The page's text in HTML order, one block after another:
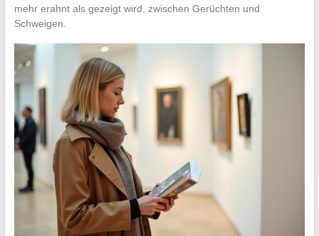
mehr erahnt als gezeigt wird, zwischen Gerüchten und
Schweigen.